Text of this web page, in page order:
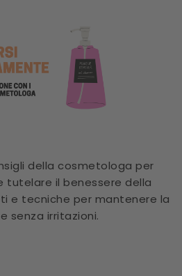
della cosmetologa per
il benessere della
e tecniche per mantenere la
senza irritazioni.